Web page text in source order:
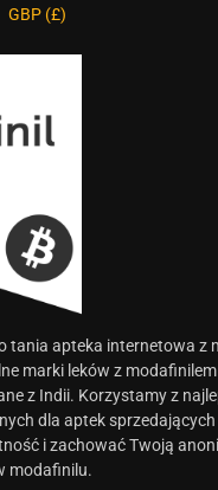
GBP (£)
tania apteka internetowa z
marki leków z
z Indii. Korzystamy z
dla aptek
i zachować Twoją
modafinilu.